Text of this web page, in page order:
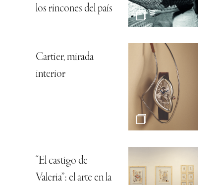
los rincones del país
Cartier, mirada
interior
“El castigo de
Valeria”: el arte en la